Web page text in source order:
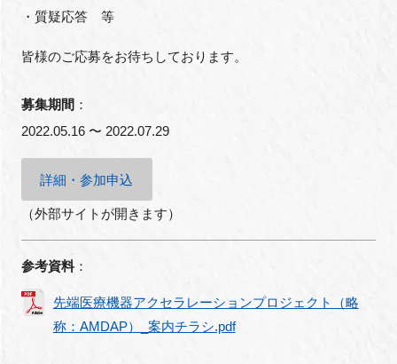
・質疑応答 等
皆様のご応募をお待ちしております。
募集期間 ：
2022.05.16 〜 2022.07.29
詳細・参加申込
（外部サイトが開きます）
参考資料：
先端医療機器アクセラレーションプロジェクト（略
称：AMDAP）_案内チラシ.pdf